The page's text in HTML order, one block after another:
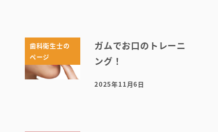
歯科衛生士の
ページ
ガムでお口のトレーニ
ング！
投稿日
2025年11月6日